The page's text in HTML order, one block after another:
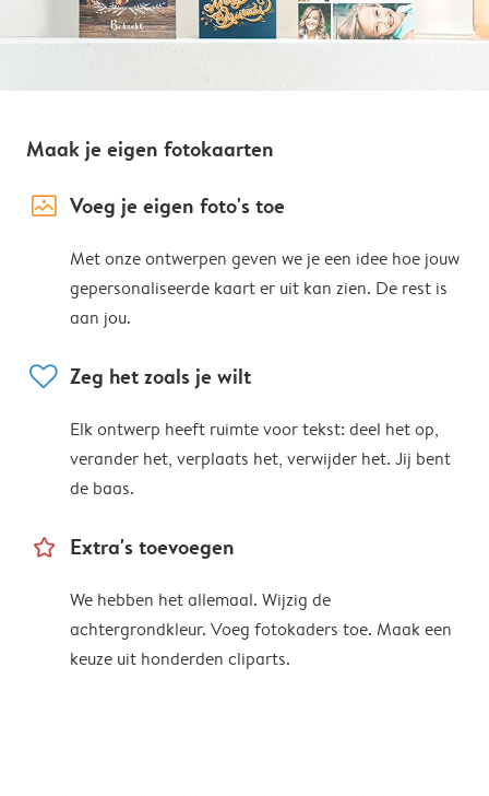
Maak je eigen fotokaarten
image_placeholder Voeg je eigen foto's toe
Met onze ontwerpen geven we je een idee hoe jouw
gepersonaliseerde kaart er uit kan zien. De rest is
aan jou.
heart Zeg het zoals je wilt
Elk ontwerp heeft ruimte voor tekst: deel het op,
verander het, verplaats het, verwijder het. Jij bent
de baas.
star_outline Extra's toevoegen
We hebben het allemaal. Wijzig de
achtergrondkleur. Voeg fotokaders toe. Maak een
keuze uit honderden cliparts.